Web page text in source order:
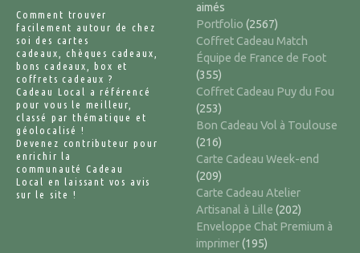
Comment trouver
facilement autour de chez
soi des cartes
cadeaux, chèques cadeaux,
bons cadeaux, box et
coffrets cadeaux ?
Cadeau Local a référencé
pour vous le meilleur,
classé par thématique et
géolocalisé !
Devenez contributeur pour
enrichir la
communauté Cadeau
Local en laissant vos avis
sur le site !
aimés
Portfolio (2567)
Coffret Cadeau Match
Équipe de France de Foot
(355)
Coffret Cadeau Puy du Fou
(253)
Bon Cadeau Vol à Toulouse
(216)
Carte Cadeau Week-end
(209)
Carte Cadeau Atelier
Artisanal à Lille (202)
Enveloppe Chat Premium à
imprimer(195)